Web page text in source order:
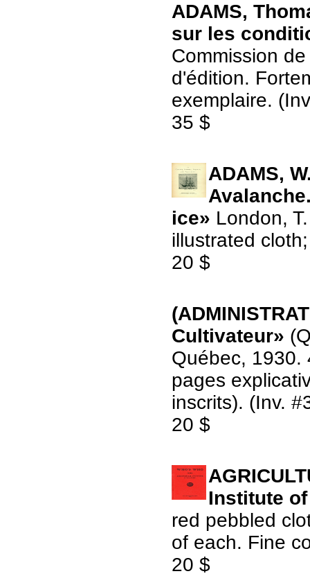
ADAMS,
sur les
Commission
d'édition.
exemplaire.
35 $
ADAMS,
ice» London,
illustrated
20 $
Cultivateur»
Québec, 1930.
pages
inscrits). (Inv.
20 $
Institute
red pebbled
of each. Fine
20 $